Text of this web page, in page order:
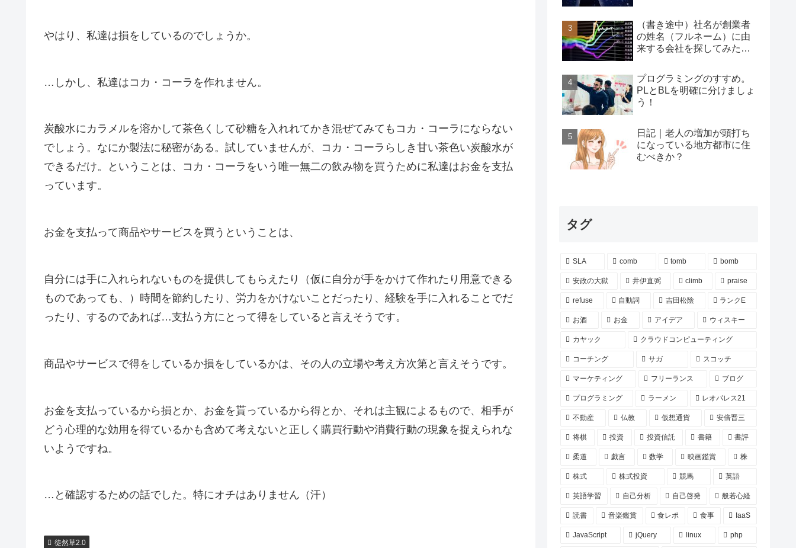
やはり、私達は損をしているのでしょうか。
…しかし、私達はコカ・コーラを作れません。
炭酸水にカラメルを溶かして茶色くして砂糖を入れれてかき混ぜてみてもコカ・コーラにならない
でしょう。なにか製法に秘密がある。試していませんが、コカ・コーラらしき甘い茶色い炭酸水が
できるだけ。ということは、コカ・コーラをいう唯一無二の飲み物を買うために私達はお金を支払
っています。
お金を支払って商品やサービスを買うということは、
自分には手に入れられないものを提供してもらえたり（仮に自分が手をかけて作れたり用意できる
ものであっても、）時間を節約したり、労力をかけないことだったり、経験を手に入れることでだ
ったり、するのであれば…支払う方にとって得をしていると言えそうです。
商品やサービスで得をしているか損をしているかは、その人の立場や考え方次第と言えそうです。
お金を支払っているから損とか、お金を貰っているから得とか、それは主観によるもので、相手が
どう心理的な効用を得ているかも含めて考えないと正しく購買行動や消費行動の現象を捉えられな
いようですね。
…と確認するための話でした。特にオチはありません（汗）
徒然草2.0
（書き途中）社名が創業者
の姓名（フルネーム）に由
来する会社を探してみた…
プログラミングのすすめ。
PLとBLを明確に分けましょ
う！
日記｜老人の増加が頭打ち
になっている地方都市に住
むべきか？
タグ
SLA comb tomb bomb
安政の大獄 井伊直弼 climb praise
refuse 自動詞 吉田松陰 ランクE
お酒 お金 アイデア ウィスキー
カヤック クラウドコンピューティング
コーチング サガ スコッチ
マーケティング フリーランス ブログ
プログラミング ラーメン レオパレス21
不動産 仏教 仮想通貨 安倍晋三
将棋 投資 投資信託 書籍 書評
柔道 戯言 数学 映画鑑賞 株
株式 株式投資 競馬 英語
英語学習 自己分析 自己啓発 般若心経
読書 音楽鑑賞 食レポ 食事 IaaS
JavaScript jQuery linux php